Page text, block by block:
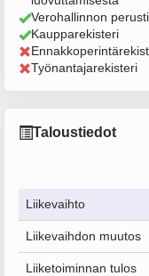
Verohallinnon
Kaupparekisteri
Työnantajarekisteri
Taloustiedot
Liikevaihto
Liikevaihdon muutos
Liiketoiminnan tulos